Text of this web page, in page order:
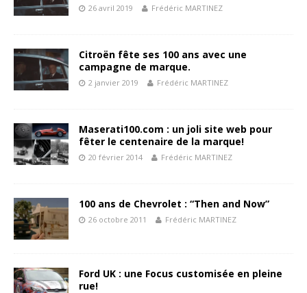
26 avril 2019 Frédéric MARTINEZ
Citroën fête ses 100 ans avec une
campagne de marque.
2 janvier 2019 Frédéric MARTINEZ
Maserati100.com : un joli site web pour
fêter le centenaire de la marque!
20 février 2014 Frédéric MARTINEZ
100 ans de Chevrolet : “Then and Now”
26 octobre 2011 Frédéric MARTINEZ
Ford UK : une Focus customisée en pleine
rue!